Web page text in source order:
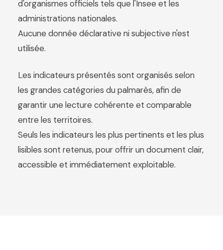
d'organismes officiels tels que l'Insee et les
administrations nationales.
Aucune donnée déclarative ni subjective n'est
utilisée.
Les indicateurs présentés sont organisés selon
les grandes catégories du palmarès, afin de
garantir une lecture cohérente et comparable
entre les territoires.
Seuls les indicateurs les plus pertinents et les plus
lisibles sont retenus, pour offrir un document clair,
accessible et immédiatement exploitable.